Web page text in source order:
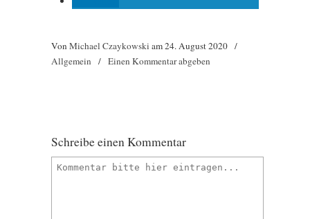
Von Michael Czaykowski am24. August 2020 /
Allgemein
/ Einen Kommentar abgeben
Schreibe einen Kommentar